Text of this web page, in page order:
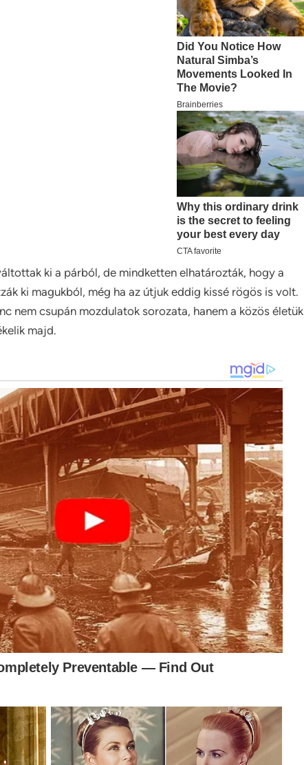
ki a párból, de mindketten elhatározták, hogy a
ki magukból, még ha az útjuk eddig kissé rögös is volt.
nem csupán mozdulatok sorozata, hanem a közös életük
majd.